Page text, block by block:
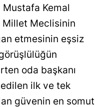
Burdur
Bursa
Çanakkale
Çankırı
Mustafa Kemal
Millet Meclisinin
etmesinin eşsiz
oda başkanı
ilk ve tek
güvenin en somut